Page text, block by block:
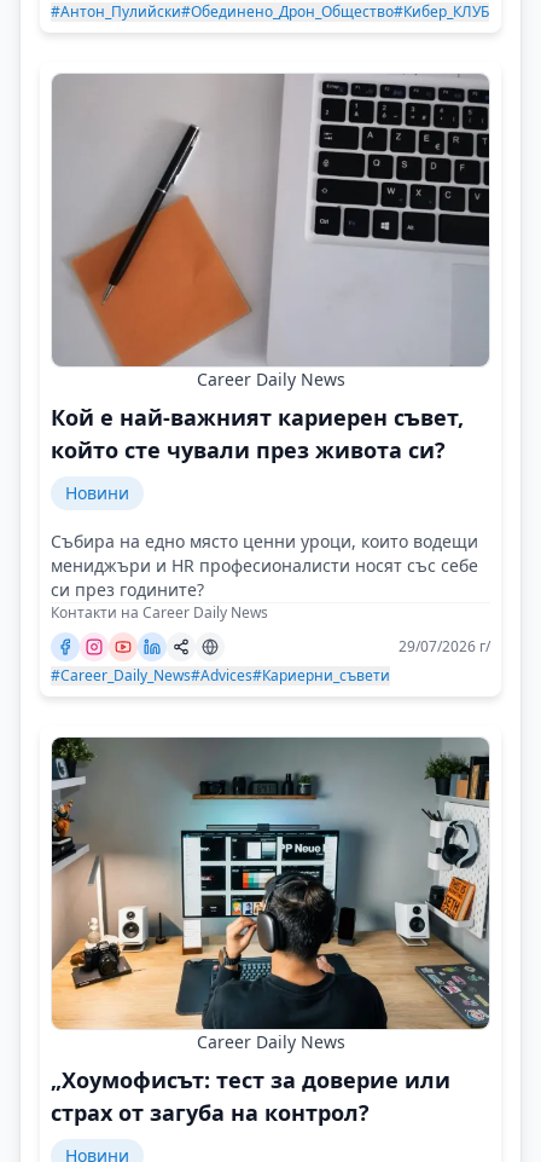
#Антон_Пулийски#Обединено_Дрон_Общество#Кибер_КЛУБ
Career Daily News
Кой е най-важният кариерен съвет,
който сте чували през живота си?
Новини
Събира на едно място ценни уроци, които водещи
мениджъри и HR професионалисти носят със себе
си през годините?
Контакти на Career Daily News
29/07/2026 г/
#Career_Daily_News#Advices#Кариерни_съвети
Career Daily News
„Хоумофисът: тест за доверие или
страх от загуба на контрол?
Новини